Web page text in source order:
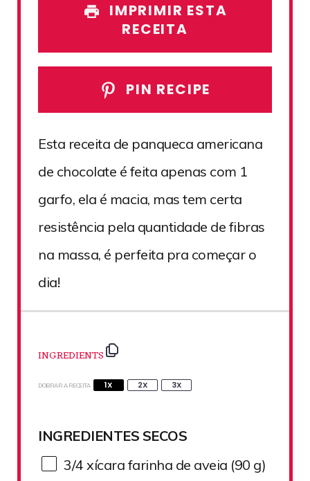
IMPRIMIR ESTA
RECEITA
PIN RECIPE
Esta receita de panqueca americana
de chocolate é feita apenas com 1
garfo, ela é macia, mas tem certa
resistência pela quantidade de fibras
na massa, é perfeita pra começar o
dia!
INGREDIENTS
DOBRAR A RECEITA 1X 2X 3X
INGREDIENTES SECOS
3/4 xícara farinha de aveia (90 g)